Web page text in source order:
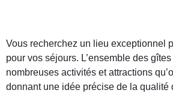
Vous recherchez un lieu exceptionnel
pour vos séjours. L’ensemble des
nombreuses activités et attractions
donnant une idée précise de la qualité